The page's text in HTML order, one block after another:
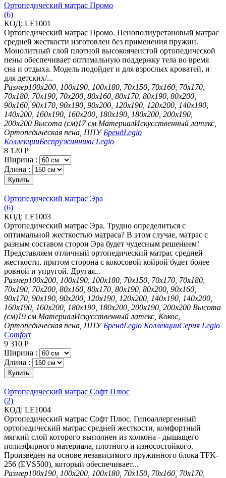
Ортопедический матрас Промо
(6)
КОД: LE1001
Ортопедический матрас Промо. Пенополиуретановый матрас
средней жесткости изготовлен без применения пружин.
Монолитный слой плотной высокоячеистой ортопедической
пены обеспечивает оптимальную поддержку тела во время
сна и отдыха. Модель подойдет и для взрослых кроватей, и
для детских/...
Размер100х200, 100х190, 100х180, 70х150, 70х160, 70х170,
70х180, 70х190, 70х200, 80х160, 80х170, 80х190, 80х200,
90х160, 90х170, 90х190, 90х200, 120х190, 120х200, 140х190,
140х200, 160х190, 160х200, 180х190, 180х200, 200х190,
200х200 Высота (см)17 см МатериалИскусственный латекс,
Ортопедическая пена, ППУ БрендLegio
КоллекцииБеспружинники Legio
8 120 Р
Ширина :
Длина :
Купить
Ортопедический матрас Эра
(6)
КОД: LE1003
Ортопедический матрас Эра. Трудно определиться с
оптимальной жесткостью матраса? В этом случае, матрас с
разным составом сторон Эра будет чудесным решением!
Представляем отличный ортопедический матрас средней
жесткости, притом сторона с кокосовой койрой будет более
ровной и упругой. Другая...
Размер100х200, 100х190, 100х180, 70х150, 70х170, 70х180,
70х190, 70х200, 80х160, 80х170, 80х190, 80х200, 90х160,
90х170, 90х190, 90х200, 120х190, 120х200, 140х190, 140х200,
160х190, 160х200, 180х190, 180х200, 200х190, 200х200 Высота
(см)19 см МатериалИскусственный латекс, Кокос,
Ортопедическая пена, ППУ БрендLegio КоллекцииСерия Legio
Comfort
9 310 Р
Ширина :
Длина :
Купить
Ортопедический матрас Софт Плюс
(2)
КОД: LE1004
Ортопедический матрас Софт Плюс. Гипоаллергенный
ортопедический матрас средней жесткости, комфортный
мягкий слой которого выполнен из холкона - дышащего
полиэфирного материала, плотного и износостойкого.
Произведен на основе независимого пружинного блока TFK-
256 (EVS500), который обеспечивает...
Размер100х190, 100х200, 100х180, 70х150, 70х160, 70х170,